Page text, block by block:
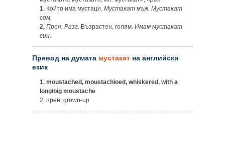
1. Който има мустаци. Мустакат мъж. Мустакат
сом.
2. Прен. Разг. Възрастен, голям. Имам мустакат
син.
Превод на думата мустакат на английски
език
1. moustached, moustachioed, whiskered, with a
long/big moustache
2. прен. grown-up